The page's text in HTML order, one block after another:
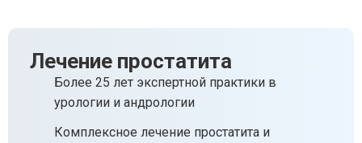
Лечение простатита
Более 25 лет экспертной практики в
урологии и андрологии
Комплексное лечение простатита и